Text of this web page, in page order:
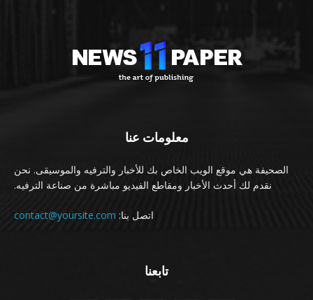
معلومات عنا
الصحيفة هي موقع الويب الخاص بك للأخبار والترفيه والموسيقى. نحن
نقدم لك أحدث الأخبار ومقاطع الفيديو مباشرة من صناعة الترفيه.
اتصل بنا: contact@yoursite.com
تابعنا